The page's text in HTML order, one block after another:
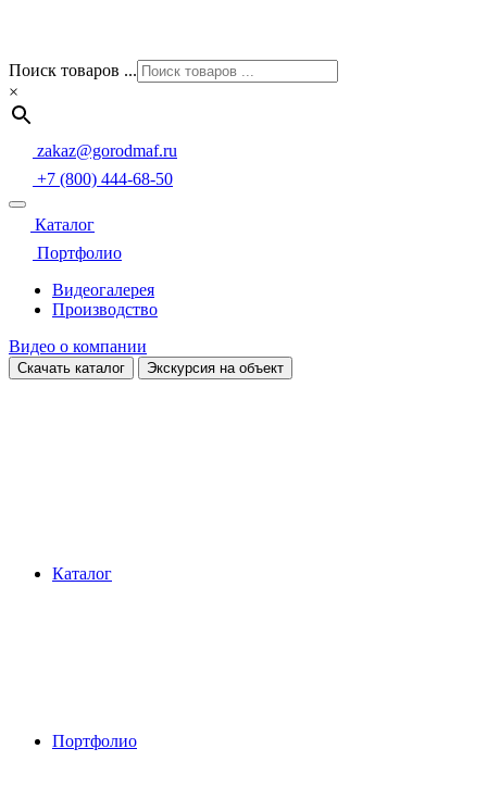
Поиск товаров ...
×
zakaz@gorodmaf.ru
+7 (800) 444-68-50
Каталог
Портфолио
Видеогалерея
Производство
Видео о компании
Скачать каталог Экскурсия на объект
Каталог
Портфолио